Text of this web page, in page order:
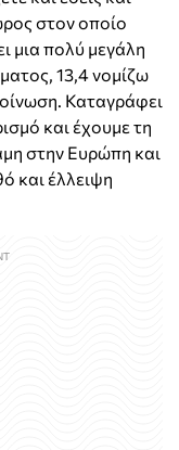
στον οποίο
μια πολύ μεγάλη
13,4 νομίζω
Καταγράφει
και έχουμε τη
στην Ευρώπη και
και έλλειψη